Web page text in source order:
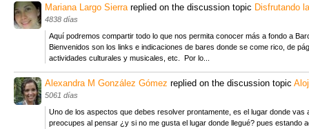
Mariana Largo Sierrareplied on the discussion topic Disfrutando
4838 días
Aquí podremos compartir todo lo que nos permita conocer más a fondo a
Bienvenidos son los links e indicaciones de bares donde se come rico, de
actividades culturales y musicales, etc. Por lo...
Alexandra M González Gómez replied on the discussion topic
5061 días
Uno de los aspectos que debes resolver prontamente, es el lugar donde vas
preocupes al pensar ¿y si no me gusta el lugar donde llegué? pues estando